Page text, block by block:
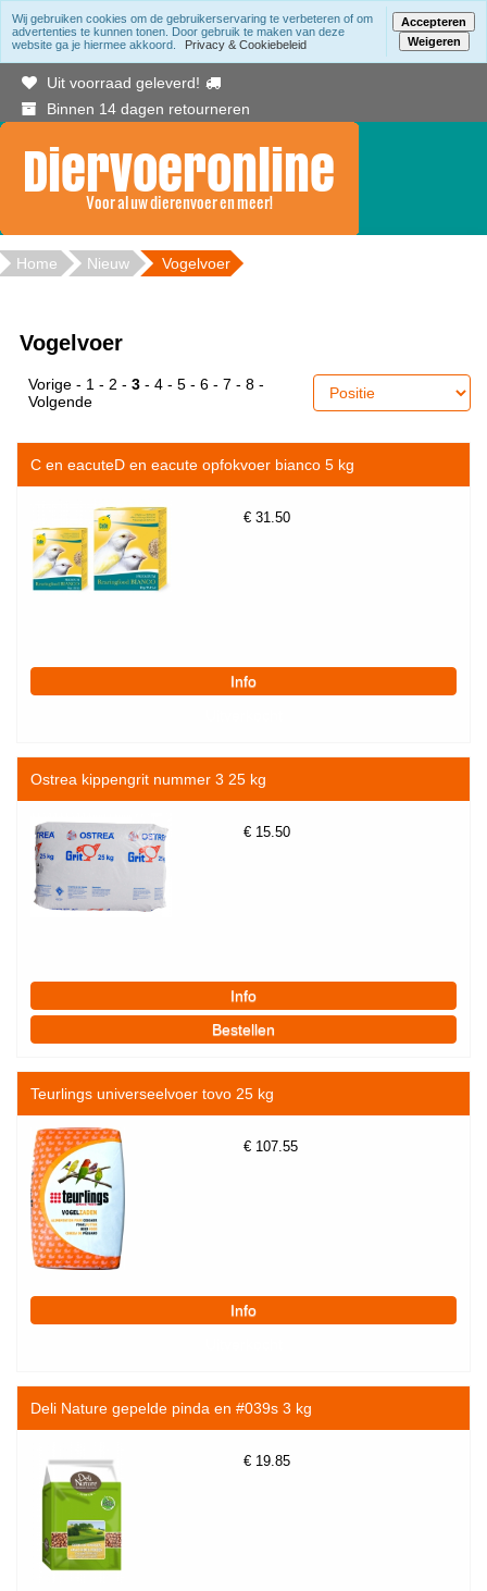
Gratis bezorging binnen Berkelland vanaf 20.00
Uit voorraad geleverd!
Binnen 14 dagen retourneren
Home Nieuw Vogelvoer
Vogelvoer
Vorige - 1 - 2 - 3 - 4 - 5 - 6 - 7 - 8 -
Volgende
C en eacuteD en eacute opfokvoer bianco 5 kg
€ 31.50
Ostrea kippengrit nummer 3 25 kg
€ 15.50
Teurlings universeelvoer tovo 25 kg
€ 107.55
Deli Nature gepelde pinda en #039s 3 kg
€ 19.85
Wij gebruiken cookies om de gebruikerservaring te verbeteren of om
advertenties te kunnen tonen. Door gebruik te maken van deze
website ga je hiermee akkoord.
Privacy & Cookiebeleid
Accepteren
Weigeren